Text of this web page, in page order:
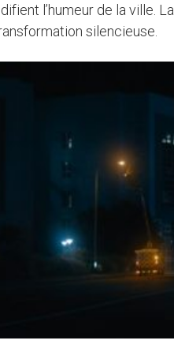
l’humeur de la ville.
silencieuse.